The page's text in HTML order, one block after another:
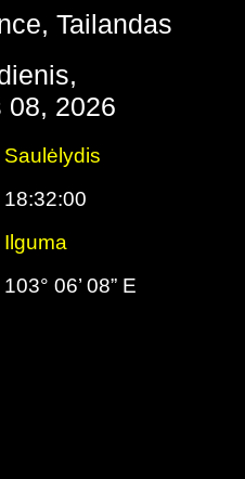
Tailandas
08, 2026
Saulėlydis
18:32:00
Ilguma
103° 06’ 08” E